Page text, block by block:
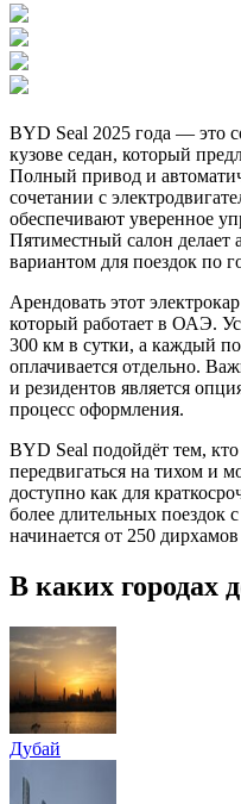
BYD Seal 2025 года — это
кузове седан, который
Полный привод и
сочетании с
обеспечивают уверенное
Пятиместный салон делает
вариантом для поездок по
Арендовать этот
который работает в ОАЭ.
300 км в сутки, а каждый
оплачивается отдельно.
и резидентов является
процесс оформления.
BYD Seal подойдёт тем,
передвигаться на тихом и
доступно как для
более длительных поездок
начинается от 250
В каких городах
Дубай